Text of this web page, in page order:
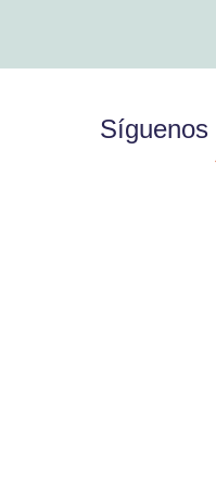
Síguenos